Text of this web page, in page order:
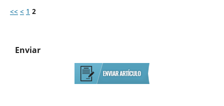
<< < 1 2
Enviar